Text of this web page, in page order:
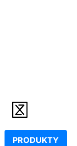
PRODUKTY